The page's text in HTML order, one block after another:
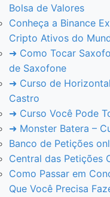
Bolsa de Valores
Conheça a Binance
Cripto Ativos do
➜ Como Tocar
de Saxofone
➜ Curso de
Castro
➜ Curso Você Pode
➜ Monster Batera –
Banco de Petições
Central das Petições
Como Passar em
Que Você Precisa